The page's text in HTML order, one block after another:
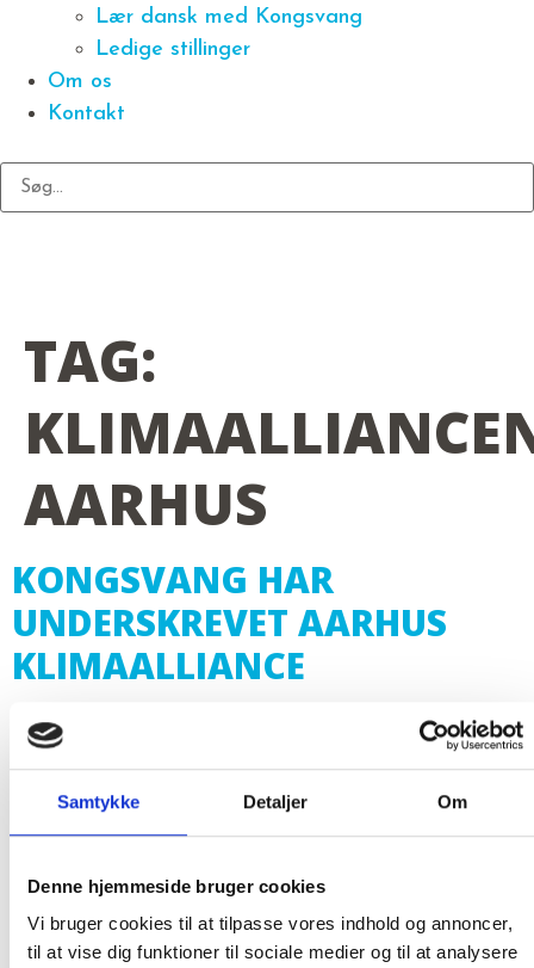
Samtykke Detaljer Om
Denne hjemmeside bruger cookies
Vi bruger cookies til at tilpasse vores indhold og annoncer,
til at vise dig funktioner til sociale medier og til at analysere
Lær dansk med Kongsvang
Ledige stillinger
Om os
Kontakt
TAG:
AARHUS
KONGSVANG HAR
UNDERSKREVET AARHUS
KLIMAALLIANCE
Vi er stolte over at meddele, at vi i foråret 2024
Commitment Paper! Sammen med andre aktører og
inden for mobilitet, indkøb, genanvendelse,
fødevarer og uddannelse. Målet er, at man i
fællesskab bringer virksomheder og bysamfundet